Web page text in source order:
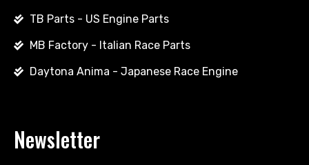
TB Parts - US Engine Parts
MB Factory - Italian Race Parts
Daytona Anima - Japanese Race Engine
Newsletter